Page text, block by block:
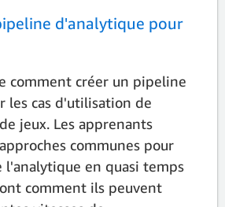
d'analytique pour
comment créer un pipeline
les cas d'utilisation de
jeux. Les apprenants
communes pour
en quasi temps
comment ils peuvent